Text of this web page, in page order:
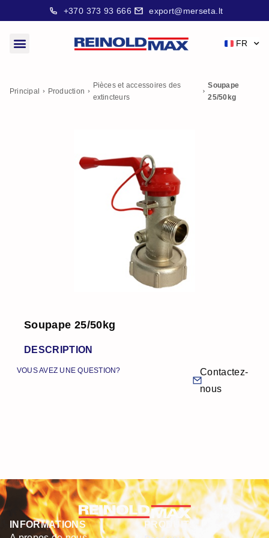
+370 373 93 666 export@merseta.lt
FR
Principal Production
Pièces et accessoires des
extincteurs
Soupape
25/50kg
Soupape 25/50kg
DESCRIPTION
VOUS AVEZ UNE QUESTION?
Contactez-
nous
INFORMATIONS
PRODUITS